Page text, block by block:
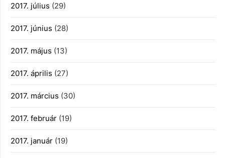
2017. július (29)
2017. június (28)
2017. május (13)
2017. április (27)
2017. március (30)
2017. február (19)
2017. január (19)